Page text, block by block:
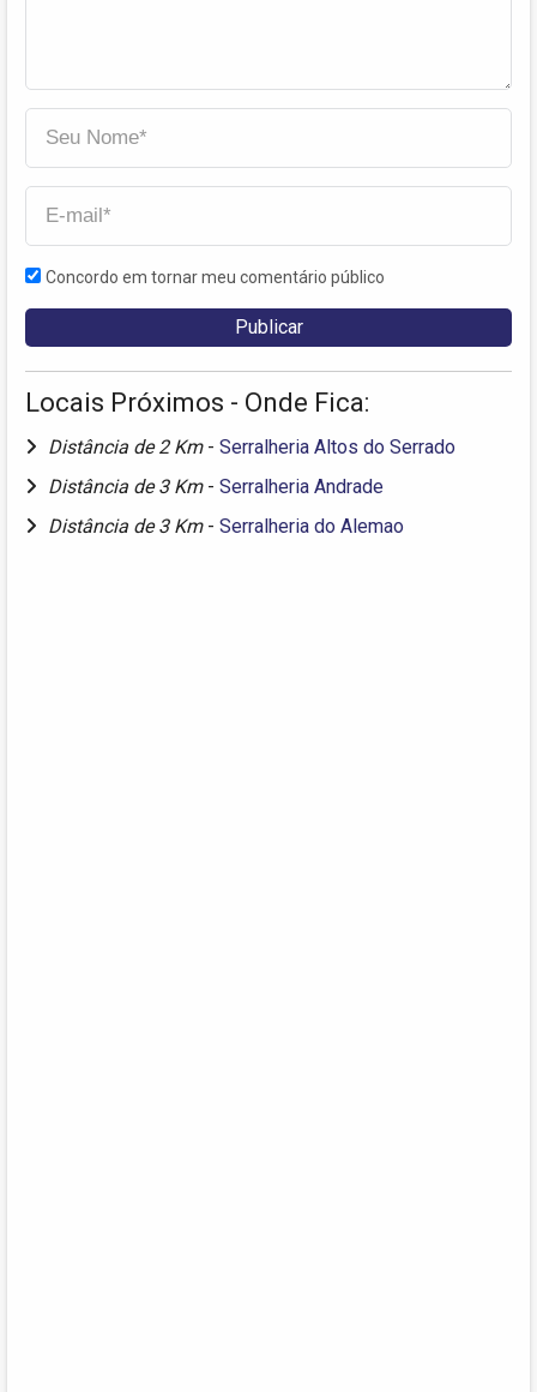
Concordo em tornar meu comentário público
Locais Próximos - Onde Fica:
Distância de 2 Km - Serralheria Altos do Serrado
Distância de 3 Km - Serralheria Andrade
Distância de 3 Km - Serralheria do Alemao